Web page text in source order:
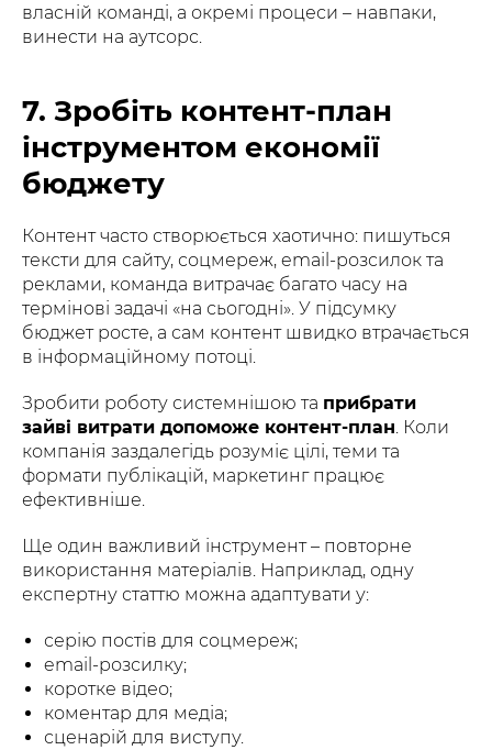
власній команді, а окремі процеси – навпаки,
винести на аутсорс.
7. Зробіть контент-план
інструментом економії
бюджету
Контент часто створюється хаотично: пишуться
тексти для сайту, соцмереж, email-розсилок та
реклами, команда витрачає багато часу на
термінові задачі «на сьогодні». У підсумку
бюджет росте, а сам контент швидко втрачається
в інформаційному потоці.
Зробити роботу системнішою та прибрати
зайві витрати допоможе контент-план . Коли
компанія заздалегідь розуміє цілі, теми та
формати публікацій, маркетинг працює
ефективніше.
Ще один важливий інструмент – повторне
використання матеріалів. Наприклад, одну
експертну статтю можна адаптувати у:
серію постів для соцмереж;
email-розсилку;
коротке відео;
коментар для медіа;
сценарій для виступу.